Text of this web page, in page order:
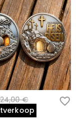
24,00 €